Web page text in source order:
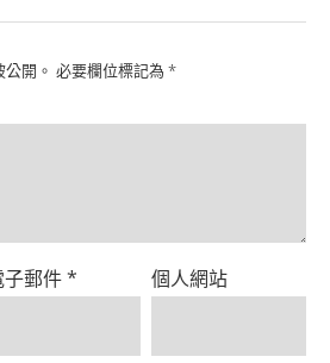
開。 必要欄位標記為 *
子郵件* 個人網站